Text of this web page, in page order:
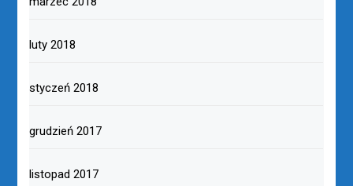
luty 2018
styczeń 2018
grudzień 2017
listopad 2017